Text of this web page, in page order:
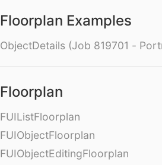
Floorplan Examples
ObjectDetails (Job 819701 -
Floorplan
FUIListFloorplan
FUIObjectFloorplan
FUIObjectEditingFloorplan